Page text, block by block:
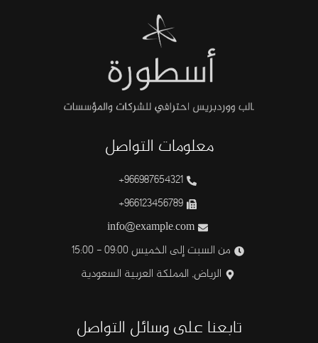
معلومات التواصل
966987654321+
966123456789+
info@example.com
من السبت إلى الخميس 09:00 - 15:00
الرياض, المملكة العربية السعودية
تابعنا على وسائل التواصل